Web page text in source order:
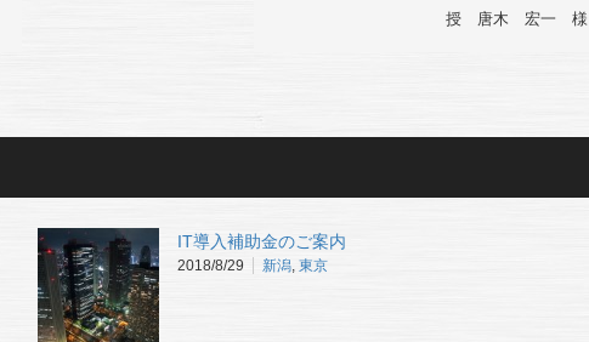
授 唐木 宏一 様
IT導入補助金のご案内
2018/8/29 新潟, 東京